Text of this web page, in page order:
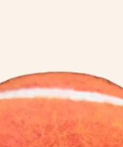
Éventail en